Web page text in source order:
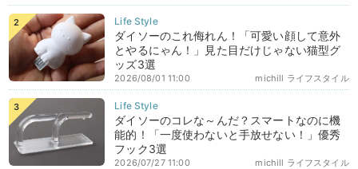
ダイソーのこれ侮れん！「可愛い顔して意外
とやるにゃん！」見た目だけじゃない猫型グ
ッズ3選
michill ライフスタイル
2026/08/01 11:00
ダイソーのコレな～んだ？スマートなのに機
能的！「一度使わないと手放せない！」優秀
フック3選
michill ライフスタイル
2026/07/27 11:00